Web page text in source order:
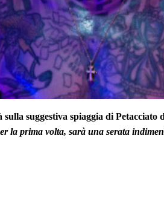
sulla suggestiva spiaggia di Petacciato
la prima volta, sarà una serata